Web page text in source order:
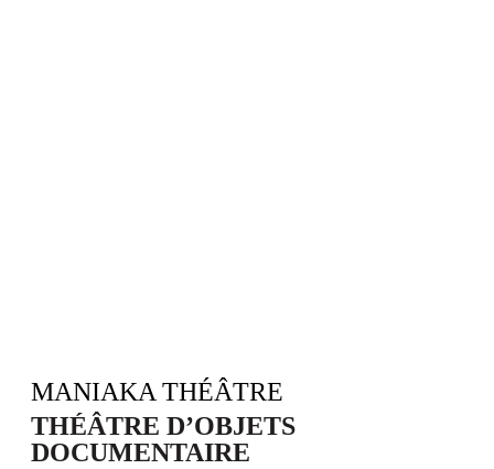
MANIAKA THÉÂTRE
THÉÂTRE D’OBJETS
DOCUMENTAIRE